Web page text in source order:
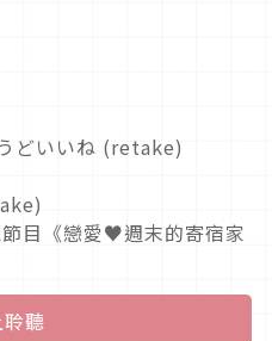
どいいね (retake)
目《戀愛♥週末的寄宿家
聽